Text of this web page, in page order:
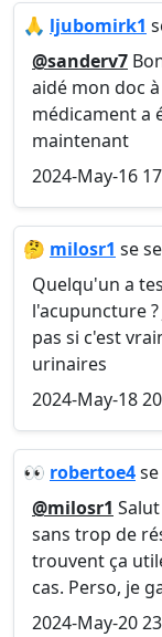
🙏 ljubomirk1
@sanderv7
aidé mon doc
médicament a
maintenant
2024-May-16
🤔 milosr1 se
Quelqu'un a
l'acupuncture
pas si c'est
urinaires
2024-May-18
👀 robertoe4
@milosr1
sans trop de
trouvent ça
cas. Perso, je
2024-May-20